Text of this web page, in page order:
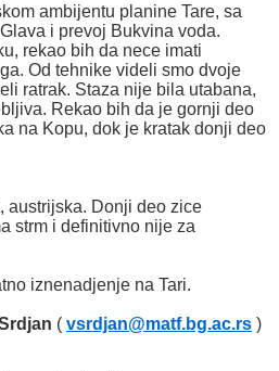
ambijentu planine Tare, sa
i prevoj Bukvina voda.
rekao bih da nece imati
Od tehnike videli smo dvoje
ratrak. Staza nije bila utabana,
Rekao bih da je gornji deo
na Kopu, dok je kratak donji deo
austrijska. Donji deo zice
strm i definitivno nije za
iznenadjenje na Tari.
( vsrdjan@matf.bg.ac.rs )